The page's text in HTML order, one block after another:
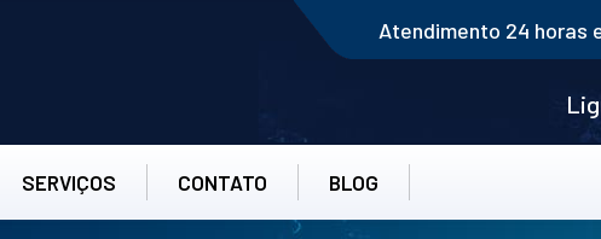
Atendimento 24 horas
SERVIÇOS CONTATO BLOG